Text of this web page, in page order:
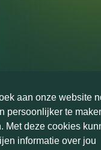
aan onze website
persoonlijker te
Met deze cookies
informatie over jou
is door het Financieele
tot FD Gazelle in 2012,
2020, 2021, 2022, 2023,